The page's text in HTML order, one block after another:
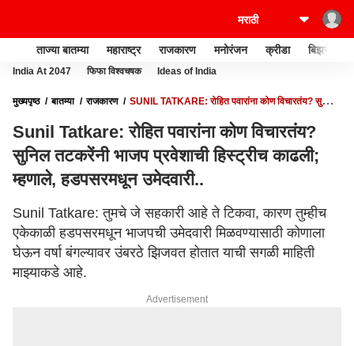
ताज्या बातम्या महाराष्ट्र राजकारण मनोरंजन क्रीडा बिझनेस
India At 2047 फिफा विश्वचषक Ideas of India
मुख्यपृष्ठ बातम्या राजकारण
SUNIL TATKARE: रोहित पवारांना कोण विचारतंय? सुनिल
Sunil Tatkare: रोहित पवारांना कोण विचारतंय?
सुनिल तटकरेंनी भाजप प्रवेशाची हिस्ट्रीच काढली;
म्हणाले, हडपसरमधून उमेदवारी..
Sunil Tatkare: तुमचे जे सहकारी आहे ते टिकवा, कारण तुम्हीच
एकेकाळी हडपसरमधून भाजपची उमेदवारी मिळवण्यासाठी कोणाला
घेऊन वर्षा बंगल्यावर उंबरठे झिजवत होतात याची सगळी माहिती
माझ्याकडे आहे.
Advertisement